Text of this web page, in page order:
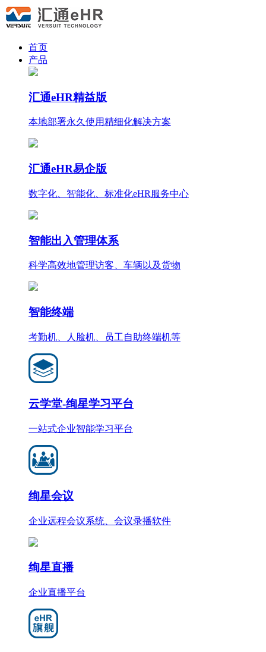
首页
产品
汇通eHR精益版
本地部署永久使用精细化解决方案
汇通eHR易企版
数字化、智能化、标准化eHR服务中心
智能出入管理体系
科学高效地管理访客、车辆以及货物
智能终端
考勤机、人脸机、员工自助终端机等
云学堂-绚星学习平台
一站式企业智能学习平台
绚星会议
企业远程会议系统、会议录播软件
绚星直播
企业直播平台